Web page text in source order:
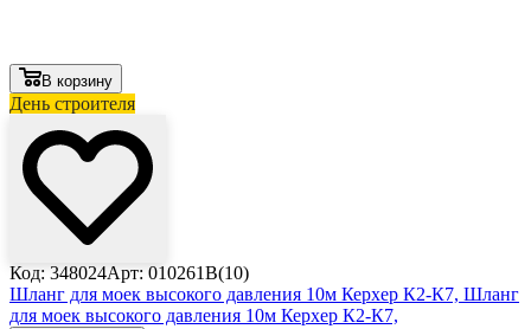
В корзину
День строителя
Код: 348024Арт: 010261B(10)
Шланг для моек высокого давления 10м Керхер К2-К7, Шланг
для моек высокого давления 10м Керхер К2-К7,